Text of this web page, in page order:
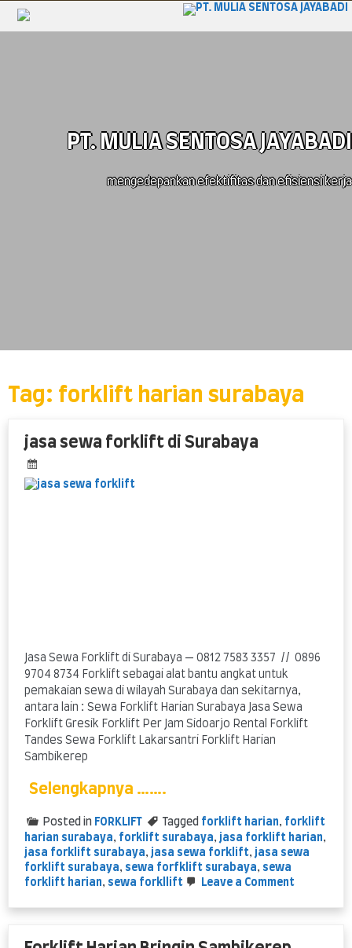
PT. MULIA SENTOSA JAYABADI
mengedepankan efektifitas dan efisiensi kerja
content
Tag: forklift harian surabaya
jasa sewa forklift di Surabaya
Jasa Sewa Forklift di Surabaya — 0812 7583 3357 // 0896
9704 8734 Forklift sebagai alat bantu angkat untuk
pemakaian sewa di wilayah Surabaya dan sekitarnya,
antara lain : Sewa Forklift Harian Surabaya Jasa Sewa
Forklift Gresik Forklift Per Jam Sidoarjo Rental Forklift
Tandes Sewa Forklift Lakarsantri Forklift Harian
Sambikerep
Selengkapnya …….
Posted in FORKLIFT Tagged forklift harian, forklift
harian surabaya, forklift surabaya, jasa forklift harian,
jasa forklift surabaya, jasa sewa forklift, jasa sewa
forklift surabaya, sewa forfklift surabaya, sewa
forklift harian, sewa forkllift Leave a Commenton